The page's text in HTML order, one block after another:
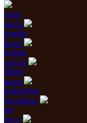
popis
kurzu
termíny
kurzu
učebná
osnova
lektori
kurzu
hodnotenia
účastníkov
pre
firmy